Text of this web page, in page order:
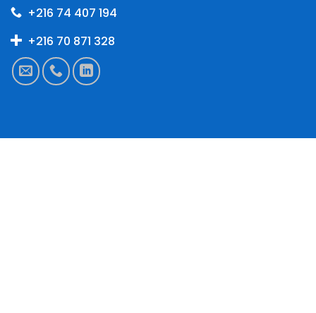
+216 74 407 194
+216 70 871 328